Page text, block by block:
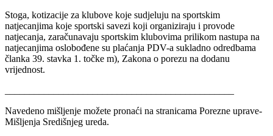
Stoga, kotizacije za klubove koje sudjeluju na sportskim
natjecanjima koje sportski savezi koji organiziraju i provode
natjecanja, zaračunavaju sportskim klubovima prilikom nastupa na
natjecanjima oslobođene su plaćanja PDV-a sukladno odredbama
članka 39. stavka 1. točke m), Zakona o porezu na dodanu
vrijednost.
Navedeno mišljenje možete pronaći na stranicama Porezne uprave-
Mišljenja Središnjeg ureda.